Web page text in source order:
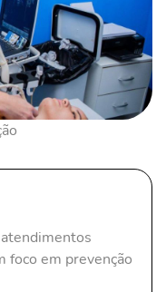
foco em prevenção